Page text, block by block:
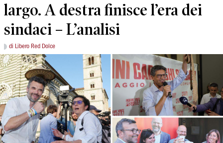
largo. A destra finisce l’era dei
sindaci – L’analisi
di Libero Red Dolce